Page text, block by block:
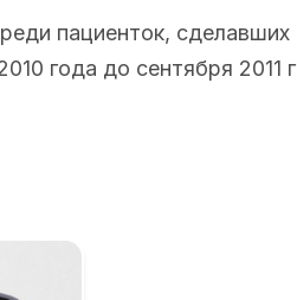
пациенток,
года до сентября 2011